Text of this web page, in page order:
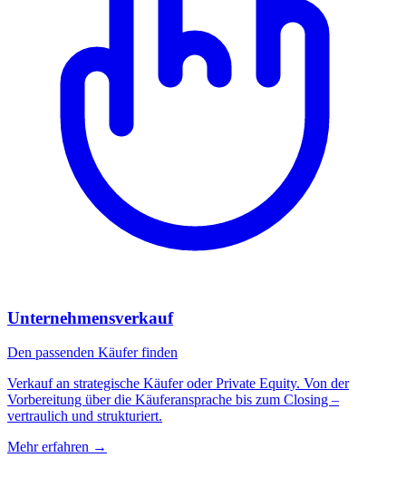
Unternehmensverkauf
Den passenden Käufer finden
Verkauf an strategische Käufer oder Private Equity. Von der
Vorbereitung über die Käuferansprache bis zum Closing –
vertraulich und strukturiert.
Mehr erfahren →